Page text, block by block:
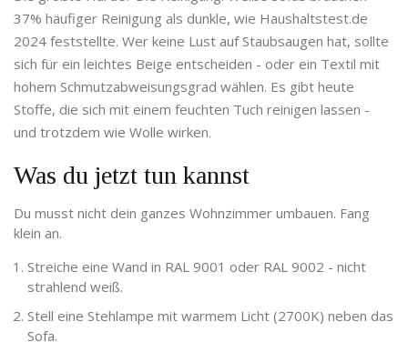
37% häufiger Reinigung als dunkle, wie Haushaltstest.de
2024 feststellte. Wer keine Lust auf Staubsaugen hat, sollte
sich für ein leichtes Beige entscheiden - oder ein Textil mit
hohem Schmutzabweisungsgrad wählen. Es gibt heute
Stoffe, die sich mit einem feuchten Tuch reinigen lassen -
und trotzdem wie Wolle wirken.
Was du jetzt tun kannst
Du musst nicht dein ganzes Wohnzimmer umbauen. Fang
klein an.
Streiche eine Wand in RAL 9001 oder RAL 9002 - nicht
strahlend weiß.
Stell eine Stehlampe mit warmem Licht (2700K) neben das
Sofa.